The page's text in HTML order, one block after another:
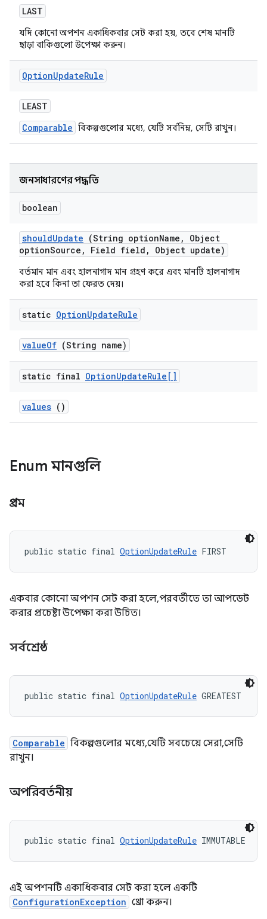
LAST
যদি কোনো অপশন একাধিকবার সেট করা হয়, তবে শেষ মানটি
ছাড়া বাকিগুলো উপেক্ষা করুন।
OptionUpdateRule
LEAST
Comparable বিকল্পগুলোর মধ্যে, যেটি সর্বনিম্ন, সেটি রাখুন।
জনসাধারণের পদ্ধতি
boolean
shouldUpdate (String optionName ,
Object
optionSource , Field field , Object update)
বর্তমান মান এবং হালনাগাদ মান গ্রহণ করে এবং মানটি হালনাগাদ
করা হবে কিনা তা ফেরত দেয়।
static OptionUpdateRule
valueOf (String name)
static final OptionUpdateRule[]
values ()
Enum মানগুলি
প্রথম
public static final OptionUpdateRule FIRST
একবার কোনো অপশন সেট করা হলে, পরবর্তীতে তা আপডেট
করার প্রচেষ্টা উপেক্ষা করা উচিত।
সর্বশ্রেষ্ঠ
public static final OptionUpdateRule GREATEST
Comparable বিকল্পগুলোর মধ্যে, যেটি সবচেয়ে সেরা, সেটি
রাখুন।
অপরিবর্তনীয়
public static final OptionUpdateRule IMMUTABLE
এই অপশনটি একাধিকবার সেট করা হলে একটি
ConfigurationException থ্রো করুন।